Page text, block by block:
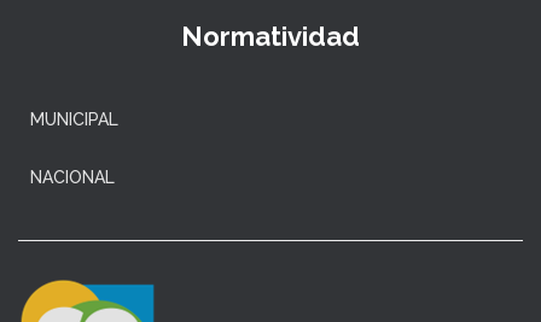
Normatividad
MUNICIPAL
NACIONAL